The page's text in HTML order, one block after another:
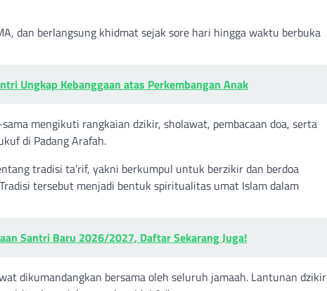
dan berlangsung khidmat sejak sore hari hingga waktu berbuka
Ungkap Kebanggaan atas Perkembangan Anak
mengikuti rangkaian dzikir, sholawat, pembacaan doa, serta
di Padang Arafah.
tradisi ta’rif, yakni berkumpul untuk berzikir dan berdoa
tersebut menjadi bentuk spiritualitas umat Islam dalam
Santri Baru 2026/2027, Daftar Sekarang Juga!
dikumandangkan bersama oleh seluruh jamaah. Lantunan dzikir